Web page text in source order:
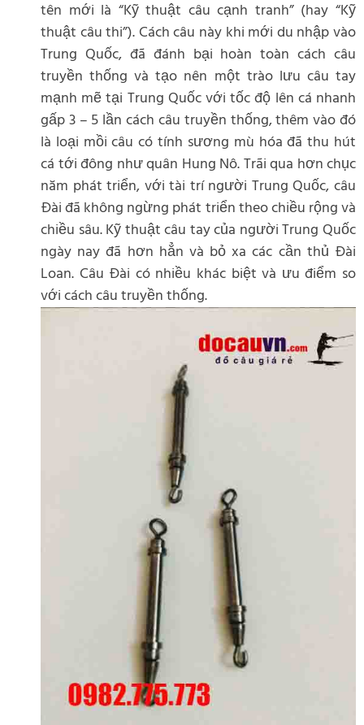
tên mới là “Kỹ thuật câu cạnh tranh” (hay “Kỹ
thuật câu thi”). Cách câu này khi mới du nhập vào
Trung Quốc, đã đánh bại hoàn toàn cách câu
truyền thống và tạo nên một trào lưu câu tay
mạnh mẽ tại Trung Quốc với tốc độ lên cá nhanh
gấp 3 – 5 lần cách câu truyền thống, thêm vào đó
là loại mồi câu có tính sương mù hóa đã thu hút
cá tới đông như quân Hung Nô. Trãi qua hơn chục
năm phát triển, với tài trí người Trung Quốc, câu
Đài đã không ngừng phát triển theo chiều rộng và
chiều sâu. Kỹ thuật câu tay của người Trung Quốc
ngày nay đã hơn hẳn và bỏ xa các cần thủ Đài
Loan. Câu Đài có nhiều khác biệt và ưu điểm so
với cách câu truyền thống.